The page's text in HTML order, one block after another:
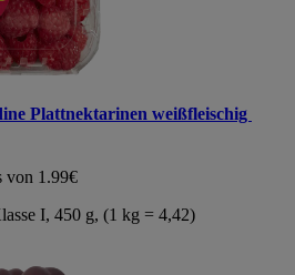
Plattnektarinen weißfleischig
von 1.99€
I, 450 g, (1 kg = 4,42)